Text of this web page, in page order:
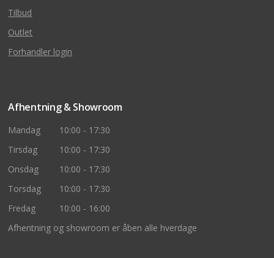
Tilbud
Outlet
Forhandler login
Afhentning & Showroom
Mandag
10:00 - 17:30
Tirsdag
10:00 - 17:30
Onsdag
10:00 - 17:30
Torsdag
10:00 - 17:30
Fredag
10:00 - 16:00
Afhentning og showroom er åben alle hverdage